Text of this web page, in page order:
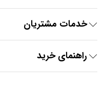
خدمات مشتریان
راهنمای خرید